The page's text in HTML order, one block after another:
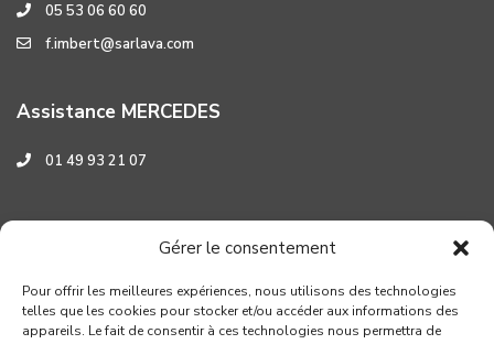
Gérer le consentement
Pour offrir les meilleures expériences, nous utilisons des technologies
telles que les cookies pour stocker et/ou accéder aux informations des
appareils. Le fait de consentir à ces technologies nous permettra de
05 53 06 60 60
f.imbert@sarlava.com
Assistance MERCEDES
01 49 93 21 07
Assistance HYUNDAI